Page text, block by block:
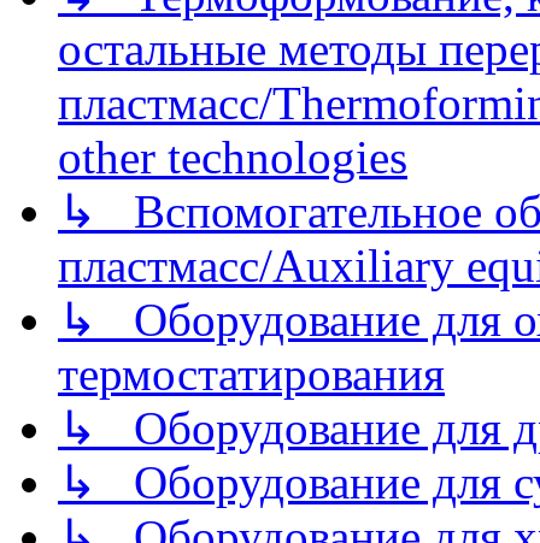
остальные методы
пластмасс/
other technologies
↳ Вспомогательное
пластмасс/Auxiliary
↳ Оборудование для
термостатирования
↳ Оборудование для
↳ Оборудование для